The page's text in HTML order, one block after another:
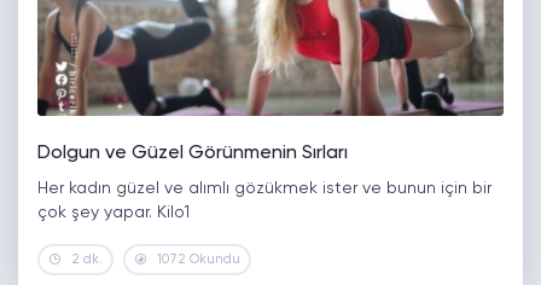
Dolgun ve Güzel Görünmenin Sırları
Her kadın güzel ve alımlı gözükmek ister ve bunun için bir
çok şey yapar. Kilo1
2 dk. 1072 Okundu